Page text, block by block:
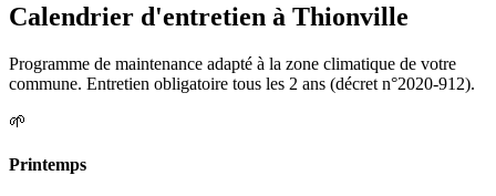
Calendrier d'entretien à Thionville
Programme de maintenance adapté à la zone climatique de votre
commune. Entretien obligatoire tous les 2 ans (décret n°2020-912).
🌱
Printemps